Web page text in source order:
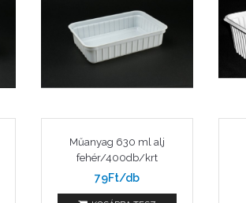
Műanyag 630 ml alj
fehér/400db/krt
79Ft/db